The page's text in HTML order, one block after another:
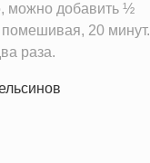
можно добавить ½
20 минут.
раза.